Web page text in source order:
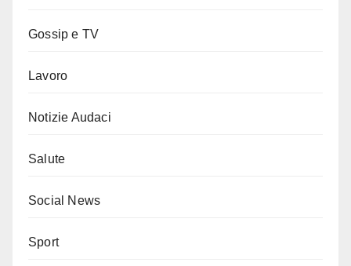
Gossip e TV
Lavoro
Notizie Audaci
Salute
Social News
Sport